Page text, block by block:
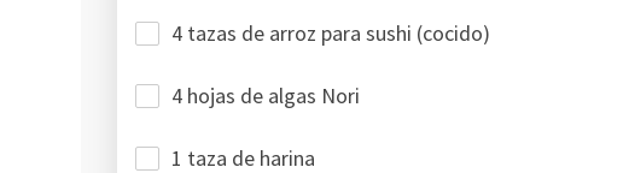
4 tazas de arroz para sushi (cocido)
4 hojas de algas Nori
1 taza de harina